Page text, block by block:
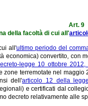
Art. 9
della facoltà di cui all'
all'ultimo periodo del
economica) convertito, con
legge 10 ottobre 2012,
terremotate nel maggio
dell'articolo 12 della
e certificati dal
decreto relativamente alle